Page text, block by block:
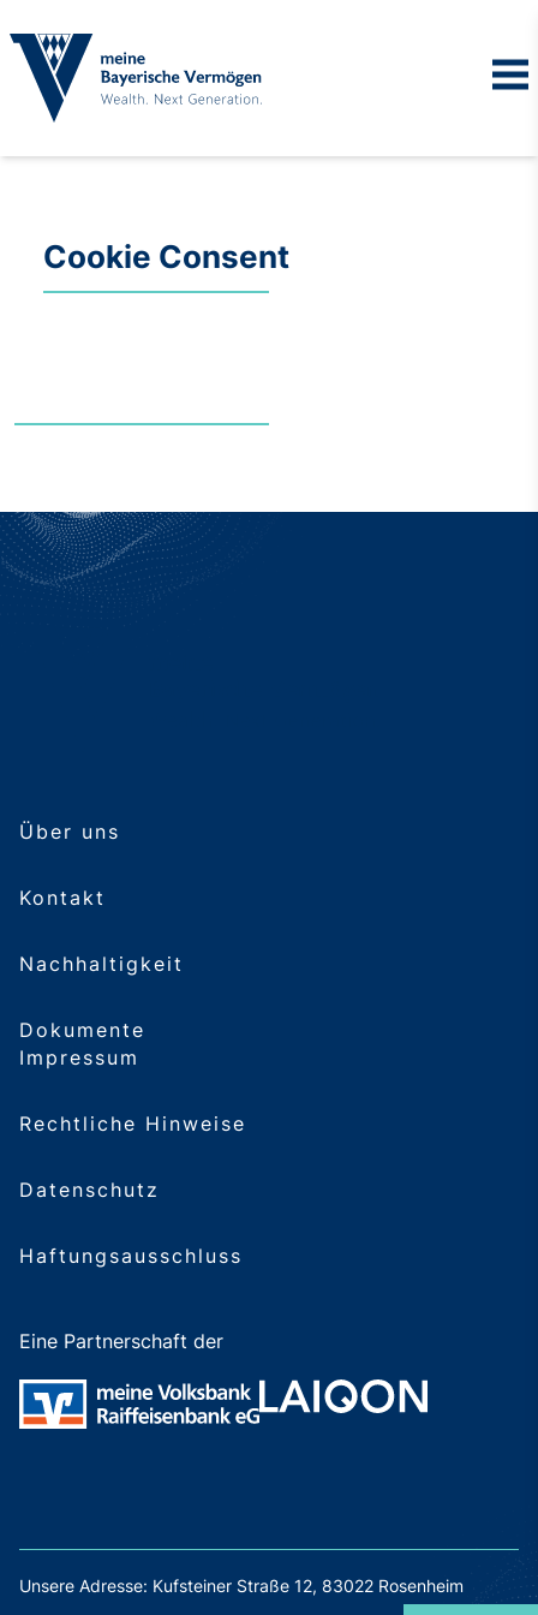
Cookie Consent
Über uns
Kontakt
Nachhaltigkeit
Dokumente
Impressum
Rechtliche Hinweise
Datenschutz
Haftungsausschluss
Eine Partnerschaft der
Unsere Adresse: Kufsteiner Straße 12, 83022 Rosenheim